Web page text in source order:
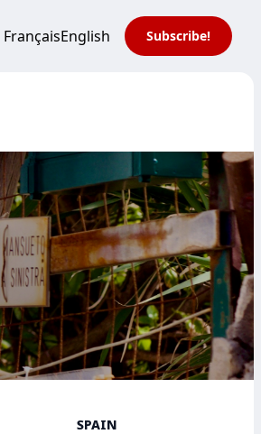
FrançaisEnglish Subscribe!
SPAIN